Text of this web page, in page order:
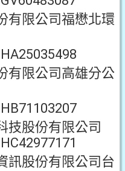
有限公司福懋北環
有限公司高雄分公
技股份有限公司
訊股份有限公司台